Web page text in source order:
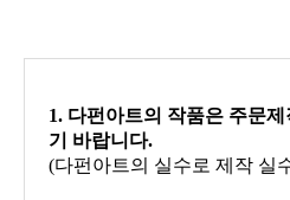
1. 다펀아트의 작품은 주문
기 바랍니다.
(다펀아트의 실수로 제작 실